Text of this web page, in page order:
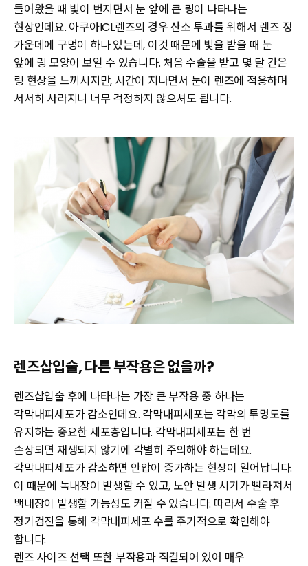
들어왔을 때 빛이 번지면서 눈 앞에 큰 링이 나타나는
현상인데요. 아쿠아ICL렌즈의 경우 산소 투과를 위해서 렌즈 정
가운데에 구멍이 하나 있는데, 이것 때문에 빛을 받을 때 눈
앞에 링 모양이 보일 수 있습니다. 처음 수술을 받고 몇 달 간은
링 현상을 느끼시지만, 시간이 지나면서 눈이 렌즈에 적응하며
서서히 사라지니 너무 걱정하지 않으셔도 됩니다.
렌즈삽입술, 다른 부작용은 없을까?
렌즈삽입술 후에 나타나는 가장 큰 부작용 중 하나는
각막내피세포가 감소인데요. 각막내피세포는 각막의 투명도를
유지하는 중요한 세포층입니다. 각막내피세포는 한 번
손상되면 재생되지 않기에 각별히 주의해야 하는데요.
각막내피세포가 감소하면 안압이 증가하는 현상이 일어납니다.
이 때문에 녹내장이 발생할 수 있고, 노안 발생 시기가 빨라져서
백내장이 발생할 가능성도 커질 수 있습니다. 따라서 수술 후
정기검진을 통해 각막내피세포 수를 주기적으로 확인해야
합니다.
렌즈 사이즈 선택 또한 부작용과 직결되어 있어 매우